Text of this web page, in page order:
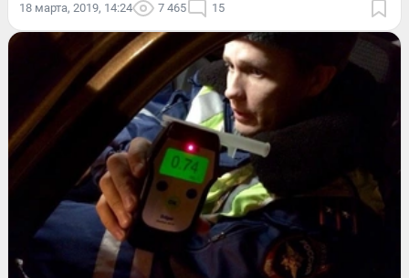
18 марта, 2019, 14:24 7 465 15